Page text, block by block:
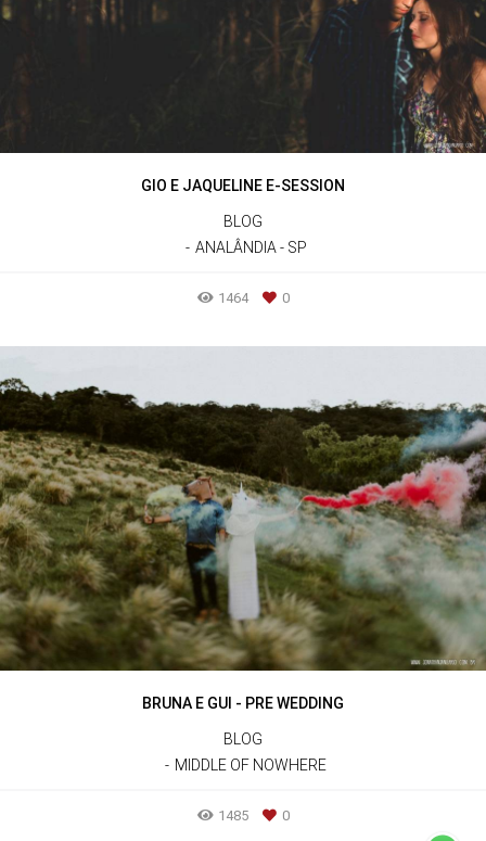
GIO E JAQUELINE E-SESSION
BLOG
ANALÂNDIA - SP
1464 0
BRUNA E GUI - PRE WEDDING
BLOG
MIDDLE OF NOWHERE
1485 0